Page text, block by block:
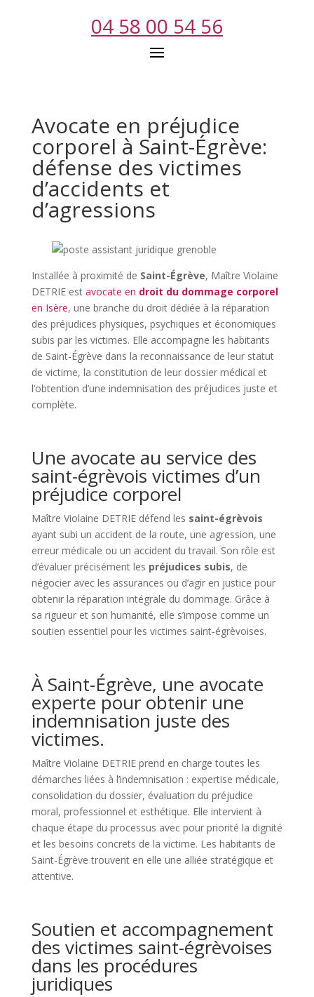
04 58 00 54 56
Avocate en préjudice
corporel à Saint-Égrève:
défense des victimes
d’accidents et
d’agressions
Installée à proximité de Saint-Égrève, Maître Violaine
DETRIE est avocate en droit du dommage corporel
en Isère, une branche du droit dédiée à la réparation
des préjudices physiques, psychiques et économiques
subis par les victimes. Elle accompagne les habitants
de Saint-Égrève dans la reconnaissance de leur statut
de victime, la constitution de leur dossier médical et
l’obtention d’une indemnisation des préjudices juste et
complète.
Une avocate au service des
saint-égrèvois victimes d’un
préjudice corporel
Maître Violaine DETRIE défend les saint-égrèvois
ayant subi un accident de la route, une agression, une
erreur médicale ou un accident du travail. Son rôle est
d’évaluer précisément les préjudices subis, de
négocier avec les assurances ou d’agir en justice pour
obtenir la réparation intégrale du dommage. Grâce à
sa rigueur et son humanité, elle s’impose comme un
soutien essentiel pour les victimes saint-égrèvoises.
À Saint-Égrève, une avocate
experte pour obtenir une
indemnisation juste des
victimes.
Maître Violaine DETRIE prend en charge toutes les
démarches liées à l’indemnisation : expertise médicale,
consolidation du dossier, évaluation du préjudice
moral, professionnel et esthétique. Elle intervient à
chaque étape du processus avec pour priorité la dignité
et les besoins concrets de la victime. Les habitants de
Saint-Égrève trouvent en elle une alliée stratégique et
attentive.
Soutien et accompagnement
des victimes saint-égrèvoises
dans les procédures
juridiques